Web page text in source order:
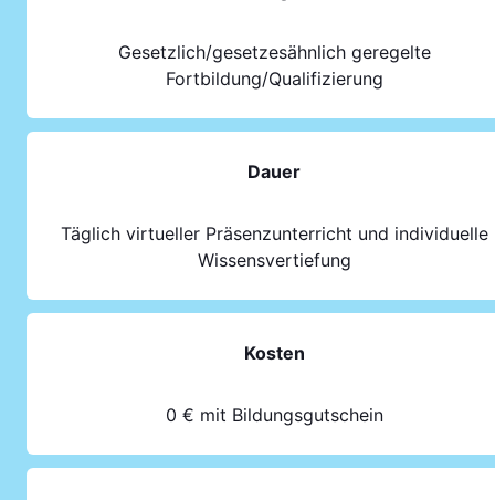
Gesetzlich/gesetzesähnlich geregelte
Fortbildung/Qualifizierung
Dauer
Täglich virtueller Präsenzunterricht und individuelle
Wissensvertiefung
Kosten
0 € mit Bildungsgutschein